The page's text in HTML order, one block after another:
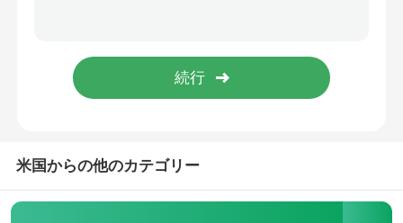
パス ボックス
米国からの他のカテゴリー